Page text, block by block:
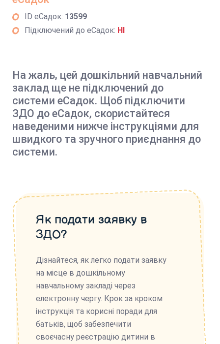
ID еСадок: 13599
Підключений до еСадок: НІ
На жаль, цей дошкільний навчальний
заклад ще не підключений до
системи еСадок. Щоб підключити
ЗДО до еСадок, скористайтеся
наведеними нижче інструкціями для
швидкого та зручного приєднання до
системи.
Як подати заявку в
ЗДО?
Дізнайтеся, як легко подати заявку
на місце в дошкільному
навчальному закладі через
електронну чергу. Крок за кроком
інструкція та корисні поради для
батьків, щоб забезпечити
своєчасну реєстрацію дитини в